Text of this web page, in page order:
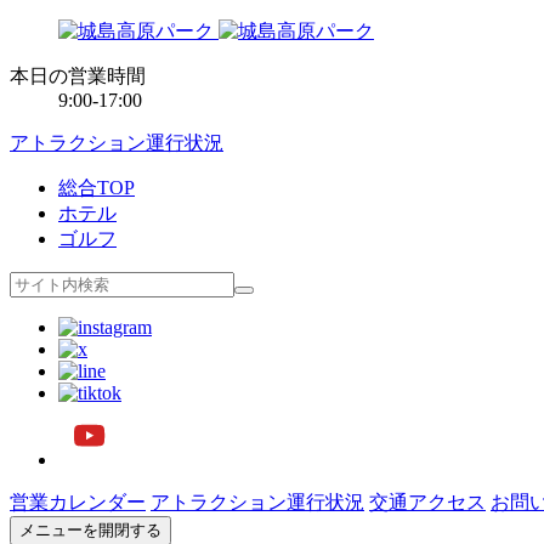
本日の営業時間
9:00-17:00
アトラクション運行状況
総合TOP
ホテル
ゴルフ
営業カレンダー アトラクション運行状況 交通アクセス お問
メニューを開閉する